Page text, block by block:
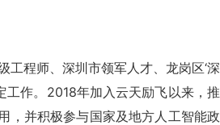
程师、深圳市领军人才、龙岗区‘深
工作。2018年加入云天励飞以来，推
，并积极参与国家及地方人工智能政